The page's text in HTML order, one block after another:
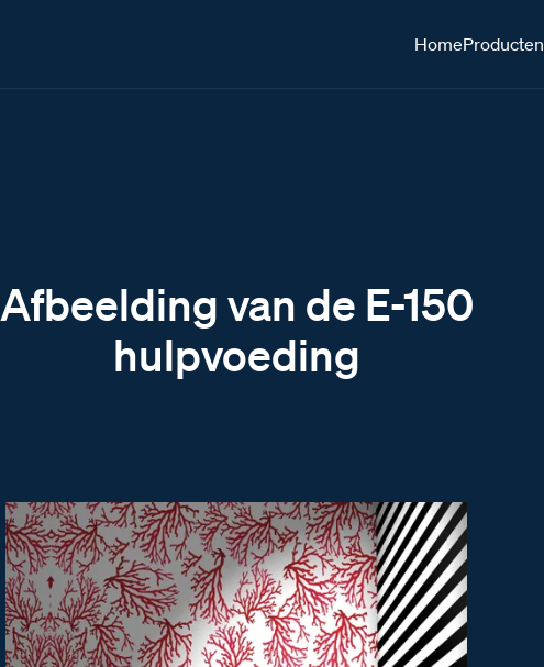
HomeProducten
Afbeelding van de E-150
hulpvoeding